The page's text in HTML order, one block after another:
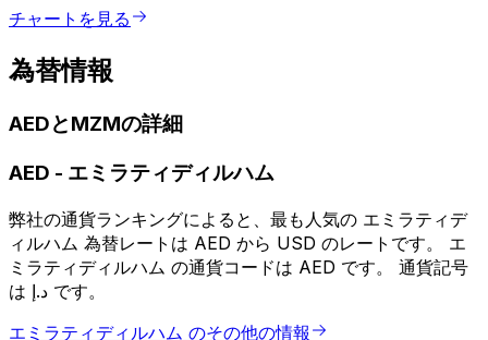
チャートを見る
為替情報
AEDとMZMの詳細
AED - エミラティディルハム
弊社の通貨ランキングによると、最も人気の エミラティデ
ィルハム 為替レートは AED から USD のレートです。 エ
ミラティディルハム の通貨コードは AED です。 通貨記号
は د.إ です。
エミラティディルハム のその他の情報